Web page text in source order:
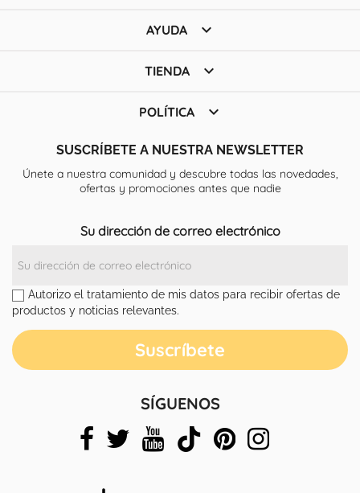
AYUDA 
TIENDA 
POLÍTICA 
SUSCRÍBETE A NUESTRA NEWSLETTER
Únete a nuestra comunidad y descubre todas las novedades,
ofertas y promociones antes que nadie
Su dirección de correo electrónico
Autorizo el tratamiento de mis datos para recibir ofertas de
productos y noticias relevantes.
SÍGUENOS